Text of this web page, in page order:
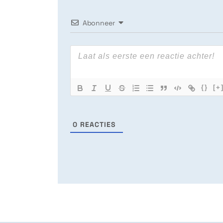
Abonneer
{}
0 REACTIES